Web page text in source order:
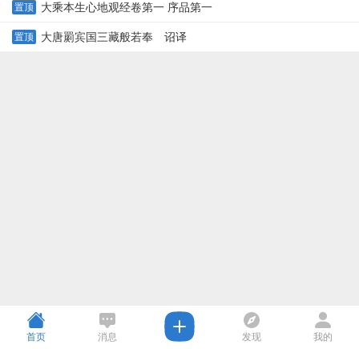
置顶 大乘本生心地观经卷第一 序品第一
置顶 大唐罽宾国三藏般若奉 诏译
首页 消息 发现 我的